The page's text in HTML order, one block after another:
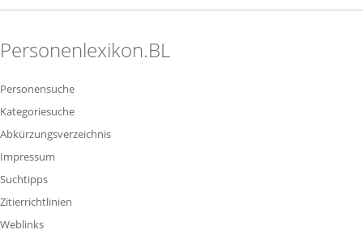
Personenlexikon.BL
Personensuche
Kategoriesuche
Abkürzungsverzeichnis
Impressum
Suchtipps
Zitierrichtlinien
Weblinks